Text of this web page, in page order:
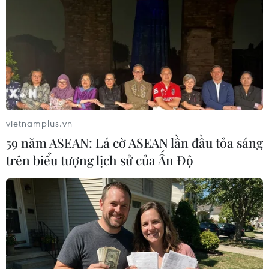
TIN LIÊN QUAN
vietnamplus.vn
59 năm ASEAN: Lá cờ ASEAN lần đầu tỏa sáng
trên biểu tượng lịch sử của Ấn Độ